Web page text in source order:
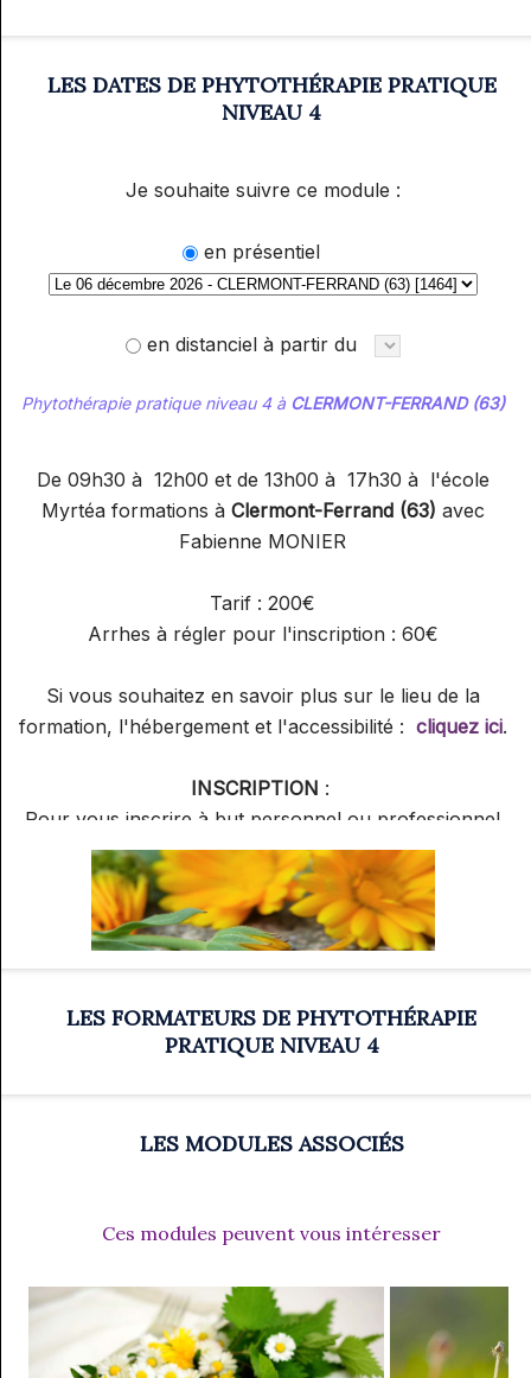
LES DATES DE PHYTOTHÉRAPIE PRATIQUE
NIVEAU 4
Je souhaite suivre ce module :
en présentiel
en distanciel à partir du
Phytothérapie pratique niveau 4 à CLERMONT-FERRAND (63)
De 09h30 à 12h00 et de 13h00 à 17h30 à l'école
Myrtéa formations à Clermont-Ferrand (63) avec
Fabienne MONIER
Tarif : 200€
Arrhes à régler pour l'inscription : 60€
Si vous souhaitez en savoir plus sur le lieu de la
formation, l'hébergement et l'accessibilité : cliquez ici.
INSCRIPTION :
Pour vous inscrire à but personnel ou professionnel
Pour offrir un cadeau à un proche
Pour inscrire plusieurs personnes à la fois
Pour demander un devis
Merci de le faire ci-après :
Arrhes
Quantité
LES FORMATEURS DE PHYTOTHÉRAPIE
PRATIQUE NIVEAU 4
LES MODULES ASSOCIÉS
Ces modules peuvent vous intéresser